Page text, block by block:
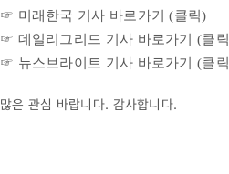
☞ 미래한국 기사 바로가기 (클릭)
☞ 데일리그리드 기사 바로가기 (클릭
☞ 뉴스브라이트 기사 바로가기 (클릭
많은 관심 바랍니다. 감사합니다.